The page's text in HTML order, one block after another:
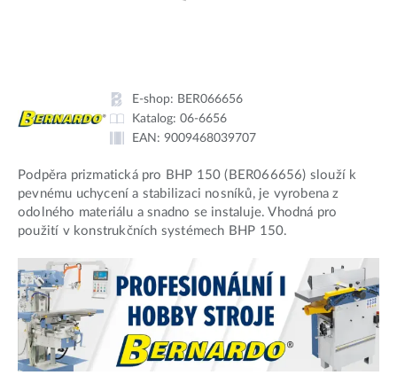
E-shop: BER066656
Katalog: 06-6656
EAN: 9009468039707
Podpěra prizmatická pro BHP 150 (BER066656) slouží k
pevnému uchycení a stabilizaci nosníků, je vyrobena z
odolného materiálu a snadno se instaluje. Vhodná pro
použití v konstrukčních systémech BHP 150.